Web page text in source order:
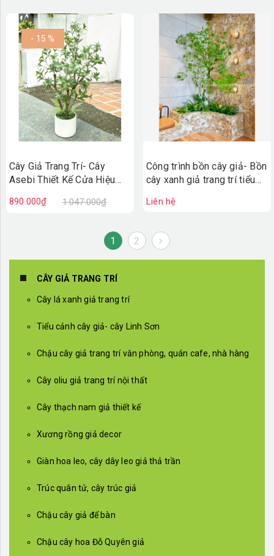
- 15 %
Cây Giả Trang Trí- Cây
Asebi Thiết Kế Cửa Hiệu
890.000₫ 1.047.000₫
Công trình bồn cây giả- Bồn
cây xanh giả trang trí tiểu
Coffee
Liên hệ
1 2
CÂY GIẢ TRANG TRÍ
Cây lá xanh giả trang trí
Tiểu cảnh cây giả- cây Linh Sơn
Chậu cây giả trang trí văn phòng, quán cafe, nhà hàng
Cây oliu giả trang trí nội thất
Cây thạch nam giả thiết kế
Xương rồng giả decor
Giàn hoa leo, cây dây leo giả thả trần
Trúc quân tử, cây trúc giả
Chậu cây giả để bàn
Chậu cây hoa Đỗ Quyên giả